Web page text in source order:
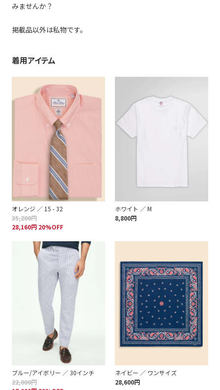
みませんか？
掲載品以外は私物です。
着用アイテム
オレンジ ／ 15 - 32
35,200円
28,160円 20%OFF
ホワイト ／ M
8,800円
ブルー/アイボリー ／ 30インチ
22,000円
ネイビー ／ ワンサイズ
28,600円